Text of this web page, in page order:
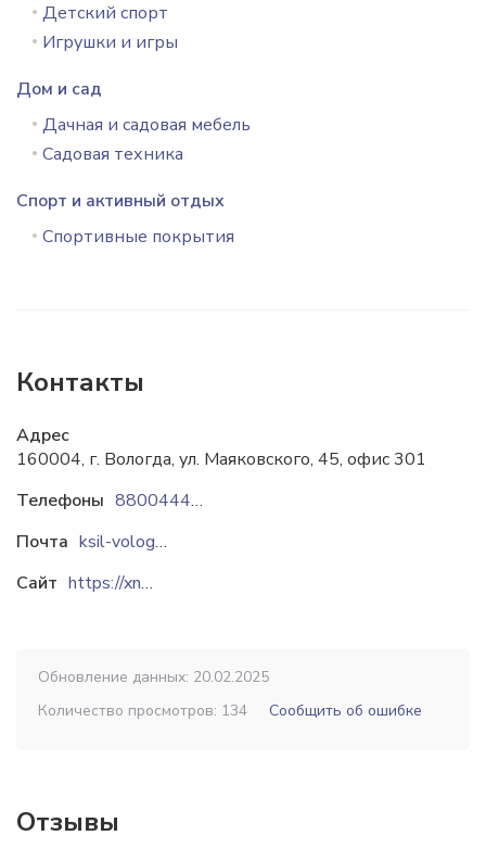
Детский спорт
Игрушки и игры
Дом и сад
Дачная и садовая мебель
Садовая техника
Спорт и активный отдых
Спортивные покрытия
Контакты
Адрес
160004, г. Вологда, ул. Маяковского, 45, офис 301
Телефоны
88004444727
Почта
ksil-vologda@mail.ru
Сайт
https://xn--80adderlib0ab1a.xn--p1ai
Обновление данных: 20.02.2025
Количество просмотров: 134
Сообщить об ошибке
Отзывы